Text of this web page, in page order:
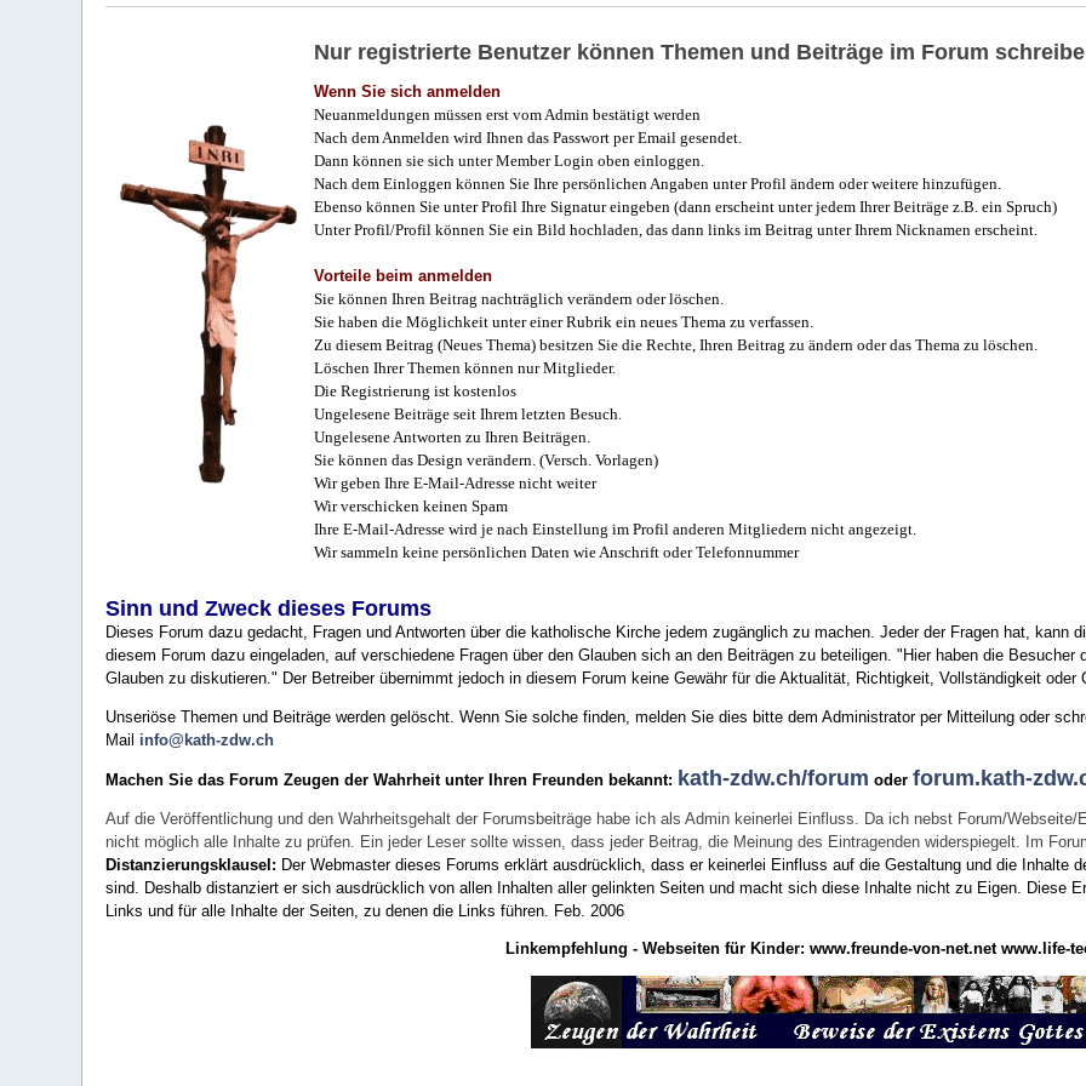
Nur registrierte Benutzer können Themen und Beiträge im Forum
Wenn Sie sich anmelden
Neuanmeldungen müssen erst vom Admin bestätigt werden
Nach dem Anmelden wird Ihnen das Passwort per Email gesendet.
Dann können sie sich unter Member Login oben einloggen.
Nach dem Einloggen können Sie Ihre persönlichen Angaben unter Profil ändern oder weitere hinzufügen.
Ebenso können Sie unter Profil Ihre Signatur eingeben (dann erscheint unter jedem Ihrer Beiträge z.B. ein Spruch)
Unter Profil/Profil können Sie ein Bild hochladen, das dann links im Beitrag unter Ihrem Nicknamen erscheint.
Vorteile beim anmelden
Sie können Ihren Beitrag nachträglich verändern oder löschen.
Sie haben die Möglichkeit unter einer Rubrik ein neues Thema zu verfassen.
Zu diesem Beitrag (Neues Thema) besitzen Sie die Rechte, Ihren Beitrag zu ändern oder das Thema zu löschen.
Löschen Ihrer Themen können nur Mitglieder.
Die Registrierung ist kostenlos
Ungelesene Beiträge seit Ihrem letzten Besuch.
Ungelesene Antworten zu Ihren Beiträgen.
Sie können das Design verändern. (Versch. Vorlagen)
Wir geben Ihre E-Mail-Adresse nicht weiter
Wir verschicken keinen Spam
Ihre E-Mail-Adresse wird je nach Einstellung im Profil anderen Mitgliedern nicht angezeigt.
Wir sammeln keine persönlichen Daten wie Anschrift oder Telefonnummer
Sinn und Zweck dieses Forums
Dieses Forum dazu gedacht, Fragen und Antworten über die katholische Kirche jedem zugänglich zu machen. Jeder der Fragen hat, kann
diesem Forum dazu eingeladen, auf verschiedene Fragen über den Glauben sich an den Beiträgen zu beteiligen. "Hier haben die
Glauben zu diskutieren." Der Betreiber übernimmt jedoch in diesem Forum keine Gewähr für die Aktualität, Richtigkeit, Vollständigkeit
Unseriöse Themen und Beiträge werden gelöscht. Wenn Sie solche finden, melden Sie dies bitte dem Administrator per Mitteilung oder
Mail info@kath-zdw.ch
Machen Sie das Forum Zeugen der Wahrheit unter Ihren Freunden bekannt: kath-zdw.ch/forum oderforum.kath-
Auf die Veröffentlichung und den Wahrheitsgehalt der Forumsbeiträge habe ich als Admin keinerlei Einfluss. Da ich nebst Forum/
nicht möglich alle Inhalte zu prüfen. Ein jeder Leser sollte wissen, dass jeder Beitrag, die Meinung des Eintragenden widerspiegelt. Im
Distanzierungsklausel: Der Webmaster dieses Forums erklärt ausdrücklich, dass er keinerlei Einfluss auf die Gestaltung und die Inhalte
sind. Deshalb distanziert er sich ausdrücklich von allen Inhalten aller gelinkten Seiten und macht sich diese Inhalte nicht zu Eigen. Diese
Links und für alle Inhalte der Seiten, zu denen die Links führen. Feb. 2006
Linkempfehlung - Webseiten für Kinder: www.freunde-von-net.net www.life-